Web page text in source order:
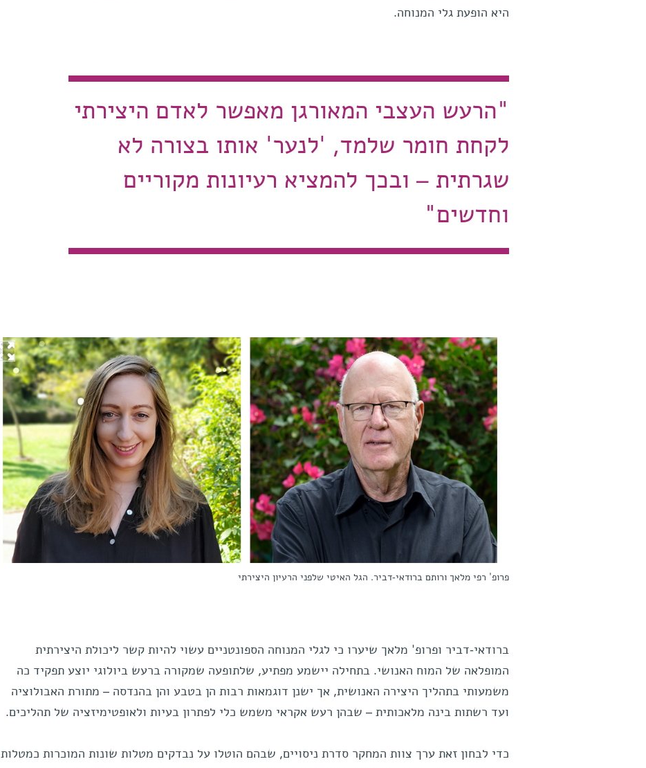
היא הופעת גלי המנוחה.
"הרעש העצבי המאורגן מאפשר לאדם היצירתי
לקחת חומר שלמד, 'לנער' אותו בצורה לא
שגרתית – ובכך להמציא רעיונות מקוריים
וחדשים"
פרופ' רפי מלאך ורותם ברודאי-דביר. הגל האיטי שלפני הרעיון היצירתי
ברודאי-דביר ופרופ' מלאך שיערו כי לגלי המנוחה הספונטניים עשוי להיות קשר ליכולת היצירתית
המופלאה של המוח האנושי. בתחילה יישמע מפתיע, שלתופעה שמקורה ברעש ביולוגי יוצע תפקיד כה
משמעותי בתהליך היצירה האנושית, אך ישנן דוגמאות רבות הן בטבע והן בהנדסה – מתורת האבולוציה
ועד רשתות בינה מלאכותית – שבהן רעש אקראי משמש כלי לפתרון בעיות ולאופטימיזציה של תהליכים.
כדי לבחון זאת ערך צוות המחקר סדרת ניסויים, שבהם הוטלו על נבדקים מטלות שונות המוכרות כמטלות